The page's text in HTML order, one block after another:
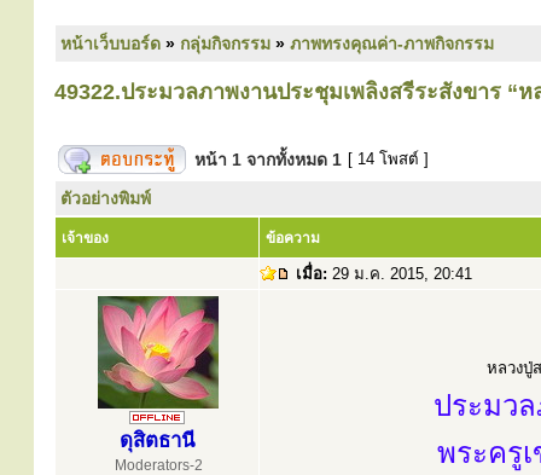
หน้าเว็บบอร์ด » กลุ่มกิจกรรม » ภาพทรงคุณค่า-ภาพกิจกรรม
49322.ประมวลภาพงานประชุมเพลิงสรีระสังขาร “
หน้า 1 จากทั้งหมด 1 [ 14 โพสต์ ]
ตัวอย่างพิมพ์
เจ้าของ ข้อความ
เมื่อ: 29 ม.ค. 2015, 20:41
ดุสิตธานี
Moderators-2
หลวงปู่
ประมว
พระครู